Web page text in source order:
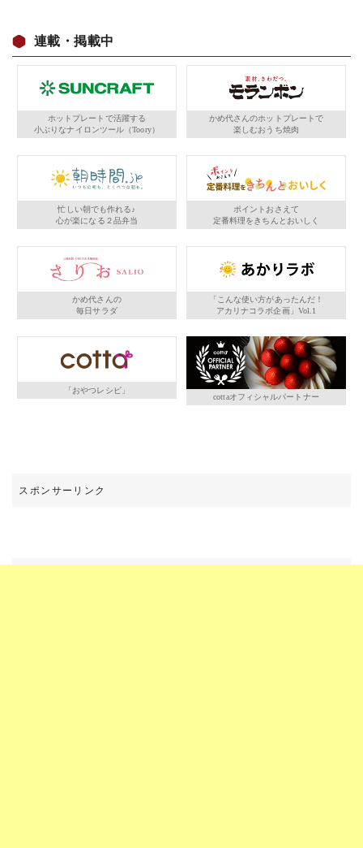
連載・掲載中
ホットプレートで活躍する
小ぶりなナイロンツール（Toory）
かめ代さんのホットプレートで
楽しむおうち焼肉
忙しい朝でも作れる♪
心が楽になる２品弁当
ポイントおさえて
定番料理をきちんとおいしく
かめ代さんの
毎日サラダ
「こんな使い方があったんだ！
アカリナコラボ企画」Vol.1
「おやつレシピ」
cottaオフィシャルパートナー